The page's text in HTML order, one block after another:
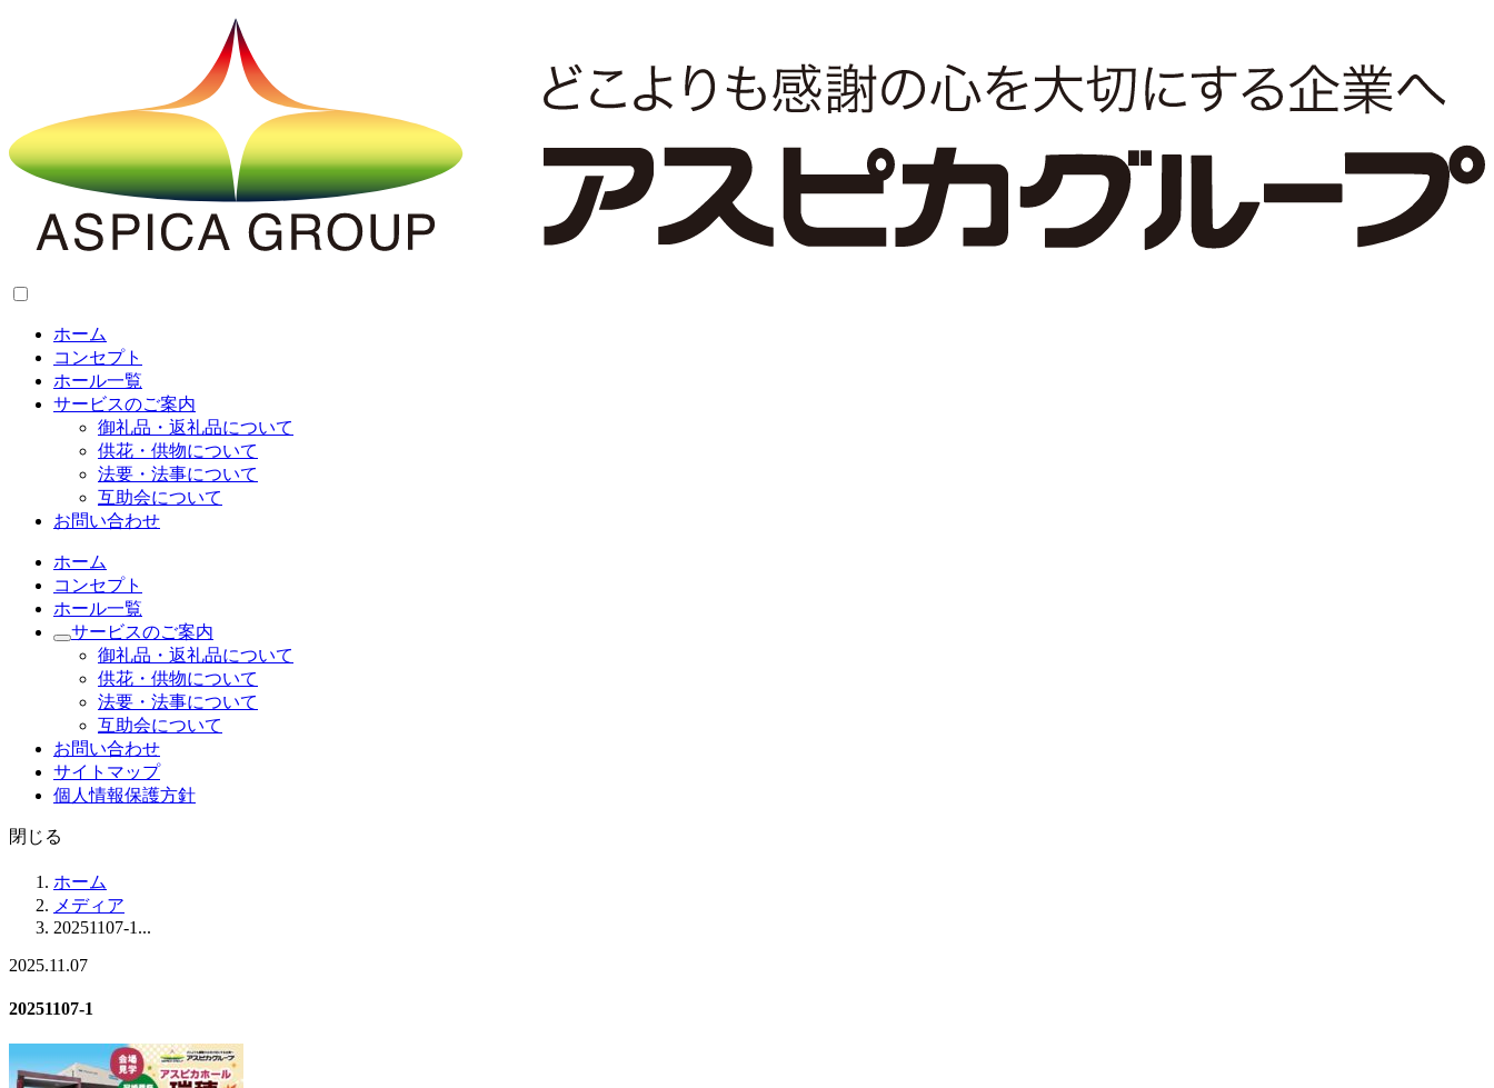
ホーム
コンセプト
ホール一覧
サービスのご案内
御礼品・返礼品について
供花・供物について
法要・法事について
互助会について
お問い合わせ
ホーム
コンセプト
ホール一覧
サービスのご案内
御礼品・返礼品について
供花・供物について
法要・法事について
互助会について
お問い合わせ
サイトマップ
個人情報保護方針
閉じる
ホーム
メディア
20251107-1...
2025.11.07
20251107-1